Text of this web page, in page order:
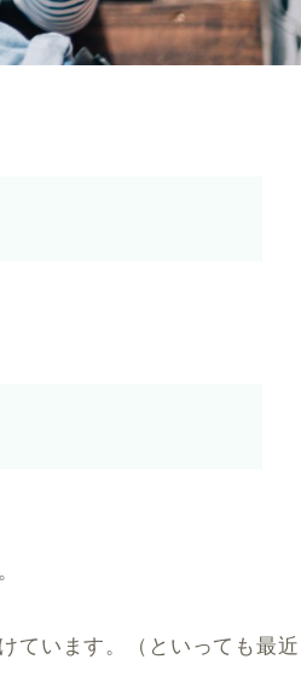
ています。（といっても最近